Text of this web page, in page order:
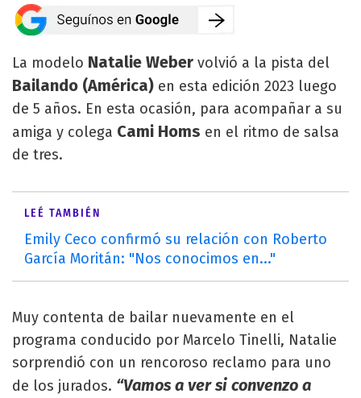
La modelo Natalie Weber volvió a la pista del
Bailando (América) en esta edición 2023 luego
de 5 años. En esta ocasión, para acompañar a su
amiga y colega Cami Homs en el ritmo de salsa
de tres.
LEÉ TAMBIÉN
Emily Ceco confirmó su relación con Roberto
García Moritán: "Nos conocimos en..."
Muy contenta de bailar nuevamente en el
programa conducido por Marcelo Tinelli, Natalie
sorprendió con un rencoroso reclamo para uno
de los jurados. “Vamos a ver si convenzo a